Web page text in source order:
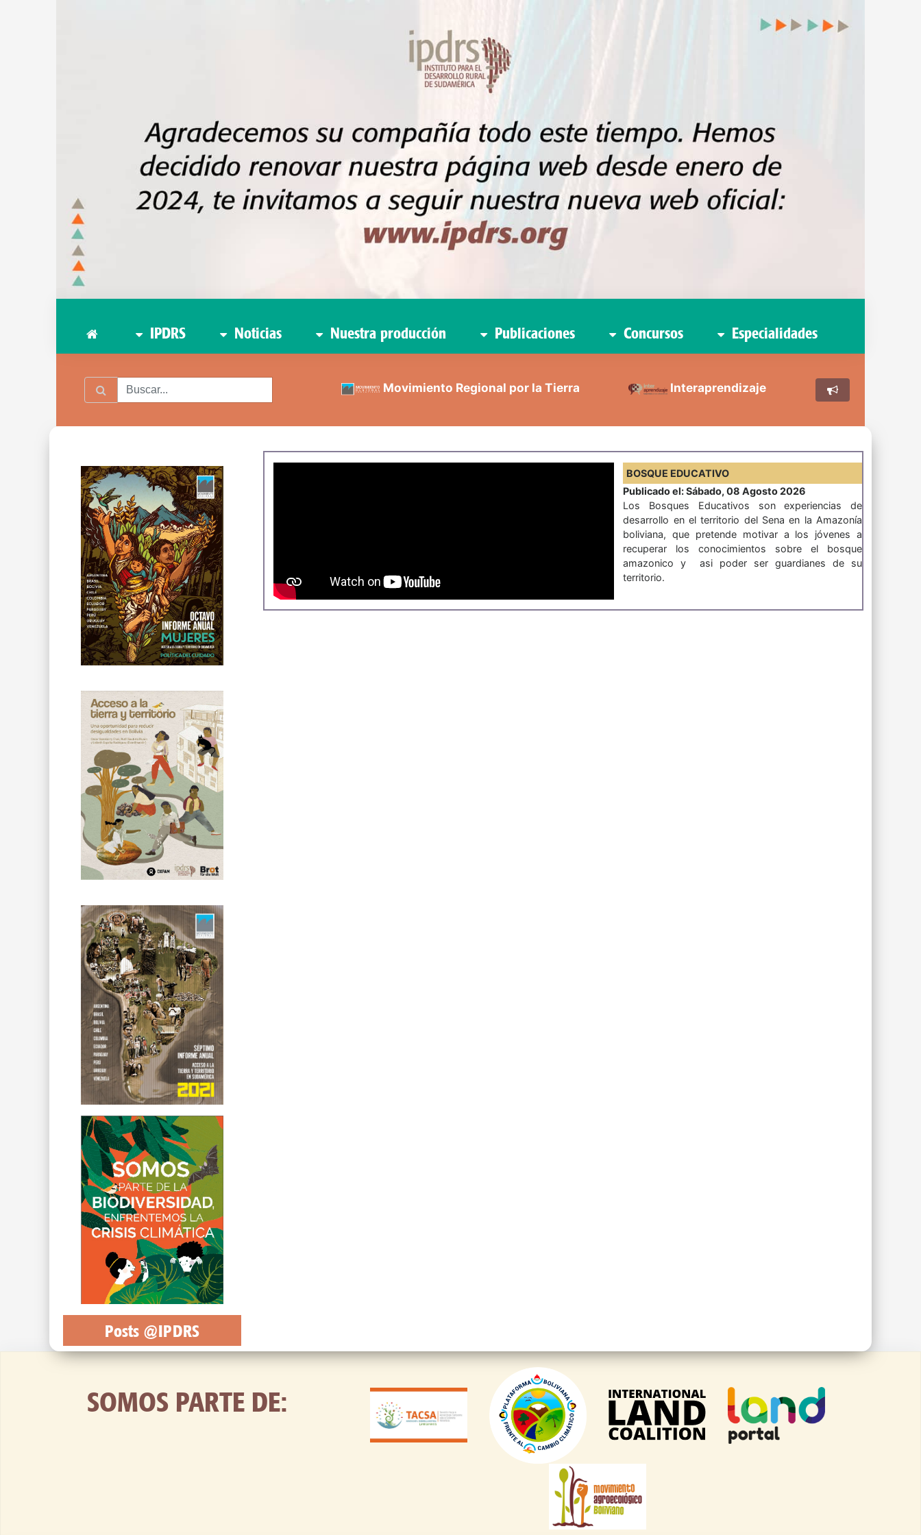
IPDRS Noticias Nuestra producción Publicaciones Concursos Especialidades
Movimiento Regional por la Tierra Interaprendizaje
Posts @IPDRS
BOSQUE EDUCATIVO
Publicado el: Sábado, 08 Agosto 2026
Los Bosques Educativos son experiencias de
desarrollo en el territorio del Sena en la Amazonía
boliviana, que pretende motivar a los jóvenes a
recuperar los conocimientos sobre el bosque
amazonico y asi poder ser guardianes de su
territorio.
SOMOS PARTE DE: